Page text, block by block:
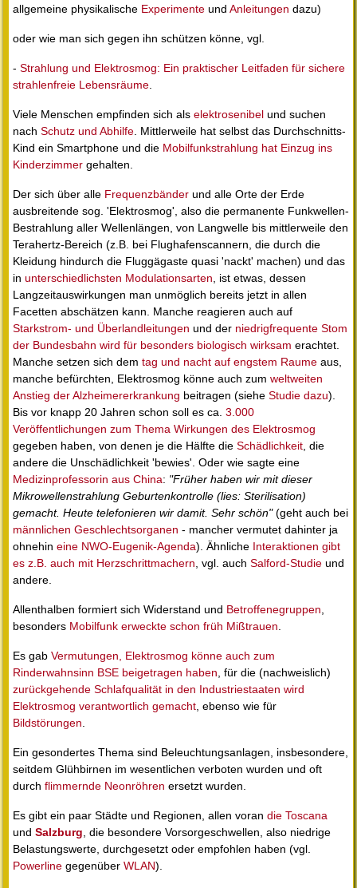
allgemeine physikalische Experimente und Anleitungen dazu)
oder wie man sich gegen ihn schützen könne, vgl.
- Strahlung und Elektrosmog: Ein praktischer Leitfaden für sichere
strahlenfreie Lebensräume.
Viele Menschen empfinden sich als elektrosenibel und suchen
nach Schutz und Abhilfe. Mittlerweile hat selbst das Durchschnitts-
Kind ein Smartphone und die Mobilfunkstrahlung hat Einzug ins
Kinderzimmer gehalten.
Der sich über alle Frequenzbänder und alle Orte der Erde
ausbreitende sog. 'Elektrosmog', also die permanente Funkwellen-
Bestrahlung aller Wellenlängen, von Langwelle bis mittlerweile den
Terahertz-Bereich (z.B. bei Flughafenscannern, die durch die
Kleidung hindurch die Fluggägaste quasi 'nackt' machen) und das
in unterschiedlichsten Modulationsarten, ist etwas, dessen
Langzeitauswirkungen man unmöglich bereits jetzt in allen
Facetten abschätzen kann. Manche reagieren auch auf
Starkstrom- und Überlandleitungen und der niedrigfrequente Stom
der Bundesbahn wird für besonders biologisch wirksam erachtet.
Manche setzen sich dem tag und nacht auf engstem Raume aus,
manche befürchten, Elektrosmog könne auch zum weltweiten
Anstieg der Alzheimererkrankung beitragen (siehe Studie dazu).
Bis vor knapp 20 Jahren schon soll es ca. 3.000
Veröffentlichungen zum Thema Wirkungen des Elektrosmog
gegeben haben, von denen je die Hälfte die Schädlichkeit, die
andere die Unschädlichkeit 'bewies'. Oder wie sagte eine
Medizinprofessorin aus China: "Früher haben wir mit dieser
Mikrowellenstrahlung Geburtenkontrolle (lies: Sterilisation)
gemacht. Heute telefonieren wir damit. Sehr schön"(geht auch bei
männlichen Geschlechtsorganen - mancher vermutet dahinter ja
ohnehin eine NWO-Eugenik-Agenda). Ähnliche Interaktionen gibt
es z.B. auch mit Herzschrittmachern, vgl. auch Salford-Studie und
andere.
Allenthalben formiert sich Widerstand und Betroffenegruppen,
besonders Mobilfunk erweckte schon früh Mißtrauen.
Es gab Vermutungen, Elektrosmog könne auch zum
Rinderwahnsinn BSE beigetragen haben, für die (nachweislich)
zurückgehende Schlafqualität in den Industriestaaten wird
Elektrosmog verantwortlich gemacht, ebenso wie für
Bildstörungen.
Ein gesondertes Thema sind Beleuchtungsanlagen, insbesondere,
seitdem Glühbirnen im wesentlichen verboten wurden und oft
durch flimmernde Neonröhren ersetzt wurden.
Es gibt ein paar Städte und Regionen, allen voran die Toscana
und Salzburg, die besondere Vorsorgeschwellen, also niedrige
Belastungswerte, durchgesetzt oder empfohlen haben (vgl.
Powerline gegenüber WLAN).